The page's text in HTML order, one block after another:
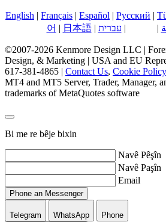
English | Français | Español | Русский |
어 | 日本語| עברית | |
©2007-2026 Kenmore Design LLC |
Design, & Marketing | USA and EU
617-381-4865 | Contact Us, Cookie Policy
MT4 and MT5 Server, Trader, Manager,
trademarks of MetaQuotes software
Bi me re bêje bixin
Navê Pêşîn
Navê Paşîn
Email
Phone an Messenger
Telegram WhatsApp
Phone